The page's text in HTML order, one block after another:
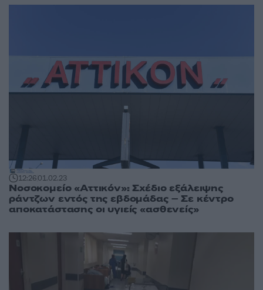
12:2601.02.23
Νοσοκομείο «Αττικόν»: Σχέδιο εξάλειψης
ράντζων εντός της εβδομάδας – Σε κέντρο
αποκατάστασης οι υγιείς «ασθενείς»